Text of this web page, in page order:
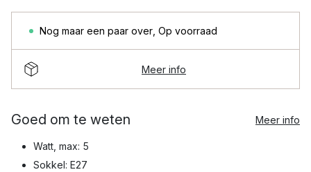
Nog maar een paar over Op voorraad
Meer info
Goed om te weten Meer info
Watt, max: 5
Sokkel: E27